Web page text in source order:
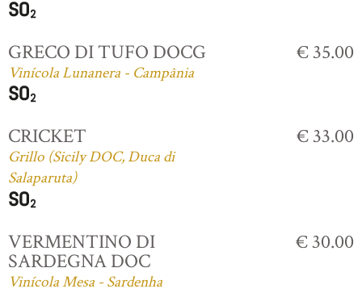
GRECO DI TUFO DOCG
Vinícola Lunanera - Campânia
€ 35.00
CRICKET
Grillo (Sicily DOC, Duca di
Salaparuta)
€ 33.00
VERMENTINO DI
SARDEGNA DOC
Vinícola Mesa - Sardenha
€ 30.00